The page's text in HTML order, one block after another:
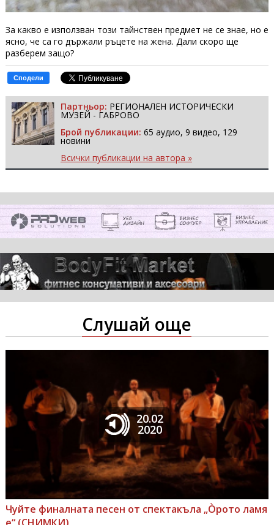
За какво е използван този тайнствен предмет не се знае, но е
ясно, че са го държали ръцете на жена. Дали скоро ще
разберем защо?
Сподели
Партньор: РЕГИОНАЛЕН ИСТОРИЧЕСКИ
МУЗЕЙ - ГАБРОВО
Брой публикации: 65 аудио, 9 видео, 129
новини
Всички публикации на автора »
Слушай още
20.02
2020
Чуйте финалната песен от спектакъла „Òрото ламя
е“ (СНИМКИ)